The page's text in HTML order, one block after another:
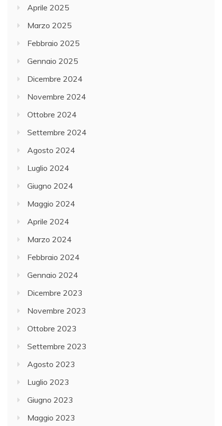
Aprile 2025
Marzo 2025
Febbraio 2025
Gennaio 2025
Dicembre 2024
Novembre 2024
Ottobre 2024
Settembre 2024
Agosto 2024
Luglio 2024
Giugno 2024
Maggio 2024
Aprile 2024
Marzo 2024
Febbraio 2024
Gennaio 2024
Dicembre 2023
Novembre 2023
Ottobre 2023
Settembre 2023
Agosto 2023
Luglio 2023
Giugno 2023
Maggio 2023